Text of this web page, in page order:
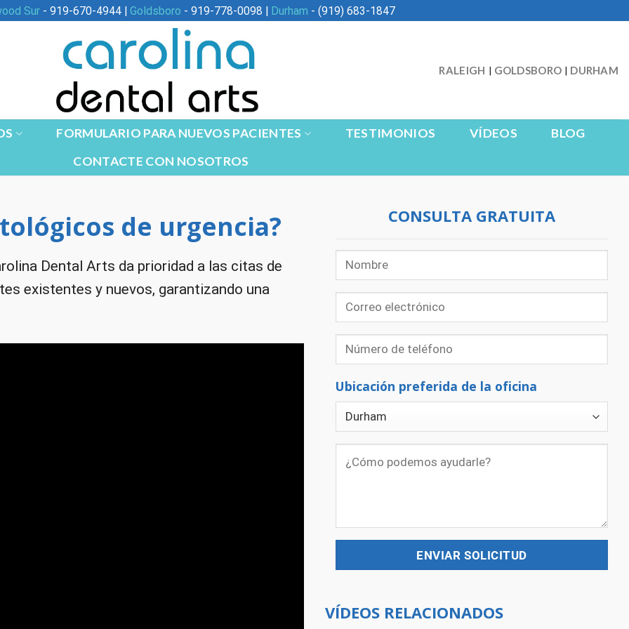
Sur- 919-670-4944 | Goldsboro - 919-778-0098 | Durham - (919) 683-1847
RALEIGH | GOLDSBORO | DURHAM
FORMULARIO PARA NUEVOS PACIENTES TESTIMONIOS VÍDEOS
BLOG
CONTACTE CON NOSOTROS
de urgencia?
Dental Arts da prioridad a las citas de
existentes y nuevos, garantizando una
CONSULTA GRATUITA
Ubicación preferida de la oficina
VÍDEOS RELACIONADOS